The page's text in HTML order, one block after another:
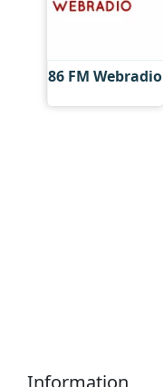
86 FM Webradio
Information